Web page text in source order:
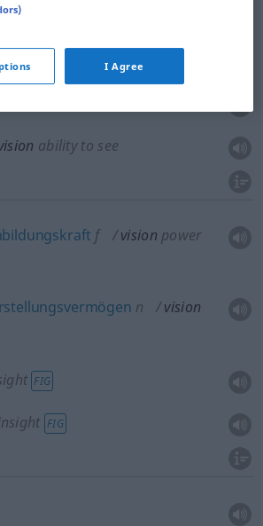
to see
vision ability to see
ability to see
f vision power
n
vision
FIG
FIG
I Agree